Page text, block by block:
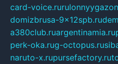
card-voice.ru
domizbrusa-9x12spb.ru
a380club.ruargentinamia.ru
perk-oka.rug-octopus.ru
naruto-x.rupursefactory.ru